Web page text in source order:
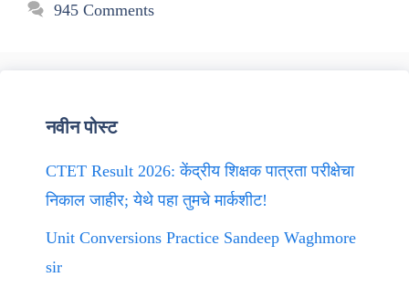
945 Comments
नवीन पोस्ट
CTET Result 2026: केंद्रीय शिक्षक पात्रता परीक्षेचा
निकाल जाहीर; येथे पहा तुमचे मार्कशीट!
Unit Conversions Practice Sandeep Waghmore
sir